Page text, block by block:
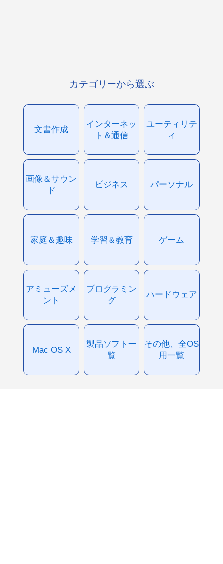
カテゴリーから選ぶ
文書作成
インターネッ
ト＆通信
ユーティリテ
ィ
画像＆サウン
ド
ビジネス パーソナル
家庭＆趣味 学習＆教育 ゲーム
アミューズメ
ント
プログラミン
グ
ハードウェア
Mac OS X
製品ソフト一
覧
その他、全OS
用一覧